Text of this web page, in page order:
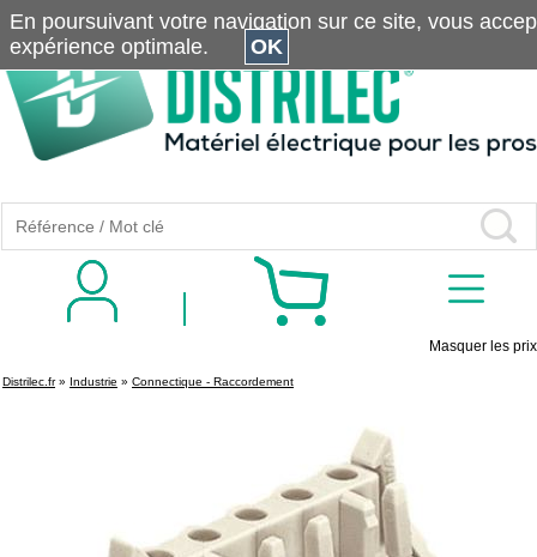
Masquer les prix
Distrilec.fr» Industrie » Connectique - Raccordement
En poursuivant votre navigation sur ce site, vous
expérience optimale.
OK